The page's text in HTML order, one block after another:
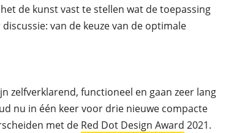
de kunst vast te stellen wat de toepassing
van de keuze van de optimale
zelfverklarend, functioneel en gaan zeer lang
nu in één keer voor drie nieuwe compacte
met de Red Dot Design Award 2021.